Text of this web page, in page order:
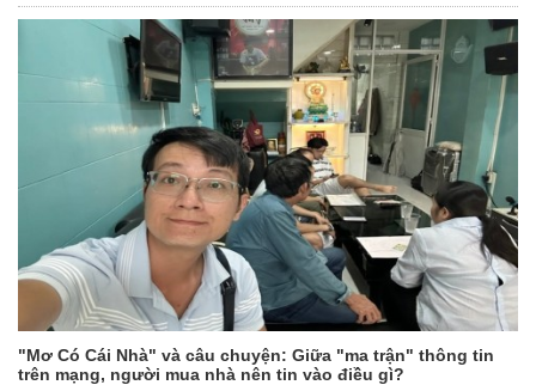
"Mơ Có Cái Nhà" và câu chuyện: Giữa "ma trận" thông tin
trên mạng, người mua nhà nên tin vào điều gì?